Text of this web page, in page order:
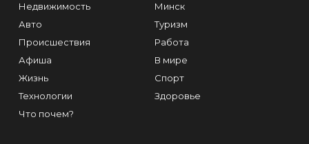
Недвижимость
Авто
Происшествия
Афиша
Жизнь
Технологии
Что почем?
Минск
Туризм
Работа
В мире
Спорт
Здоровье